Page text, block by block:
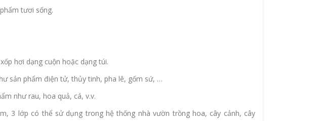
tươi sống.
hơi dạng cuộn hoặc dạng túi.
sản phẩm điện tử, thủy tinh, pha lê, gốm sứ, …
như rau, hoa quả, cá, v.v.
3 lớp có thể sử dụng trong hệ thống nhà vườn trồng hoa, cây cảnh, cây